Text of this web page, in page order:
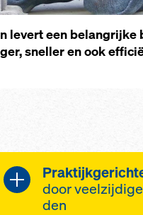
levert een
snel­ler en ook
door
den